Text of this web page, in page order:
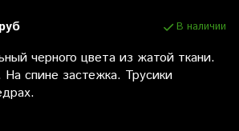
В наличии
черного цвета из жатой ткани.
спине застежка. Трусики